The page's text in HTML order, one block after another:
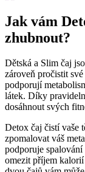
Jak vám
zhubnout?
Dětská a Slim čaj
zároveň pročistit
podporují
látek. Díky
dosáhnout svých
Detox čaj čistí vaše
zpomalovat váš
podporuje
omezit příjem